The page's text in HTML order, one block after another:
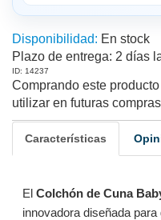
Disponibilidad: En stock
Plazo de entrega: 2 días
ID: 14237
Comprando este
utilizar en futuras
Características
El Colchón de Cuna
innovadora diseñada